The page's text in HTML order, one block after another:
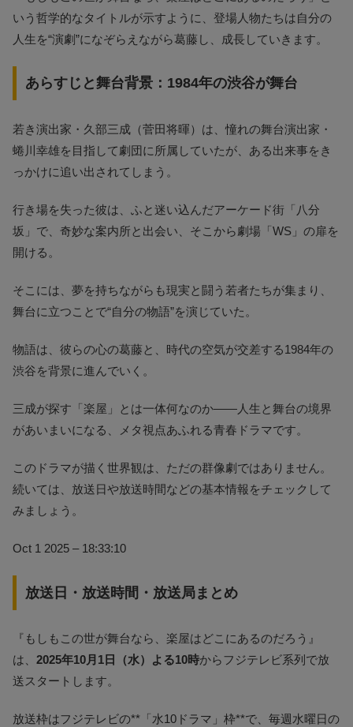
いう哲学的なタイトルが示すように、登場人物たちは自分の
人生を“演劇”になぞらえながら葛藤し、成長していきます。
あらすじと舞台背景：1984年の渋谷が舞台
若き演出家・久部三成（菅田将暉）は、憧れの舞台演出家・
蜷川幸雄を目指して劇団に所属していたが、ある出来事をき
っかけに追い出されてしまう。
行き場を失った彼は、ふと迷い込んだアーケード街「八分
坂」で、奇妙な案内所と出会い、そこから劇場「WS」の扉を
開ける。
そこには、夢を持ちながらも現実と闘う若者たちが集まり、
舞台に立つことで“自分の物語”を演じていた。
物語は、彼らの心の葛藤と、時代の空気が交差する1984年の
渋谷を背景に進んでいく。
三成が探す「楽屋」とは一体何なのか――人生と舞台の境界
があいまいになる、メタ視点あふれる青春ドラマです。
このドラマが描く世界観は、ただの群像劇ではありません。
続いては、放送日や放送時間などの基本情報をチェックして
みましょう。
Oct 1 2025 – 18:33:10
放送日・放送時間・放送局まとめ
『もしもこの世が舞台なら、楽屋はどこにあるのだろう』
は、 2025年10月1日（水）よる10時からフジテレビ系列で放
送スタートします。
放送枠はフジテレビの**「水10ドラマ」枠**で、毎週水曜日の